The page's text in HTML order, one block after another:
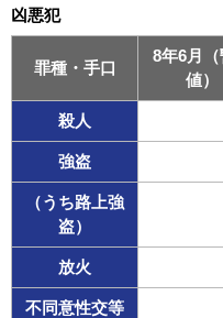
凶悪犯
罪種・手口
8年6月（
値）
殺人
強盗
（うち路上強
盗）
放火
不同意性交等